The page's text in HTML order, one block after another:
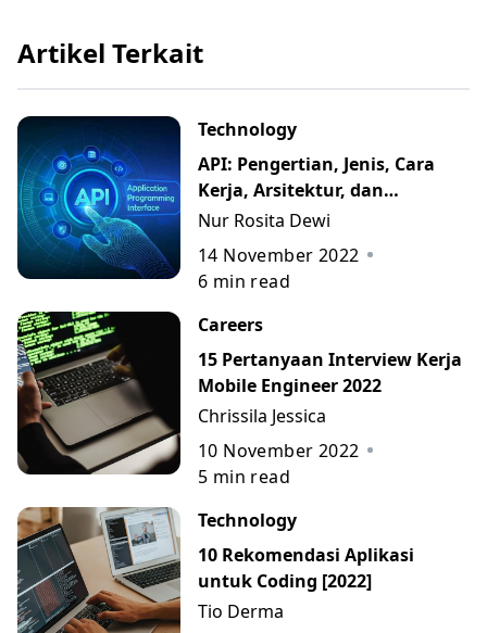
Artikel Terkait
Technology
API: Pengertian, Jenis, Cara
Kerja, Arsitektur, dan
Contohnya
Nur Rosita Dewi
14 November 2022
6 min read
Careers
15 Pertanyaan Interview Kerja
Mobile Engineer 2022
Chrissila Jessica
10 November 2022
5 min read
Technology
10 Rekomendasi Aplikasi
untuk Coding [2022]
Tio Derma